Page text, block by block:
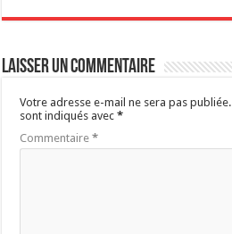
Laisser un commentaire
Votre adresse e-mail ne sera pas publiée.
sont indiqués avec*
Commentaire*